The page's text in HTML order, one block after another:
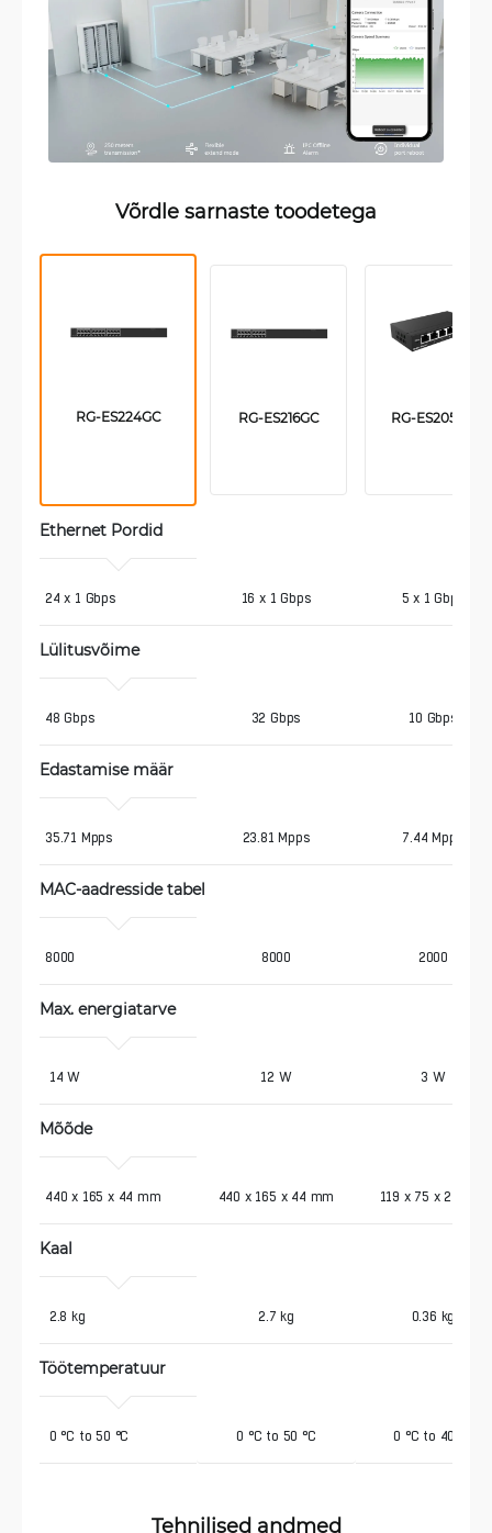
Võrdle sarnaste toodetega
RG-ES224GC RG-ES216GC RG-ES205GC
Ethernet Pordid
24 x 1 Gbps 16 x 1 Gbps 5 x 1 Gbps
Lülitusvõime
48 Gbps 32 Gbps 10 Gbps
Edastamise määr
35.71 Mpps 23.81 Mpps 7.44 Mpps
MAC-aadresside tabel
8000 8000 2000
Max. energiatarve
14 W 12 W 3 W
Mõõde
440 x 165 x 44 mm 440 x 165 x 44 mm 119 x 75 x 24 mm
Kaal
2.8 kg 2.7 kg 0.36 kg
Töötemperatuur
0 °C to 50 °C 0 °C to 50 °C 0 °C to 40 °C
Tehnilised andmed